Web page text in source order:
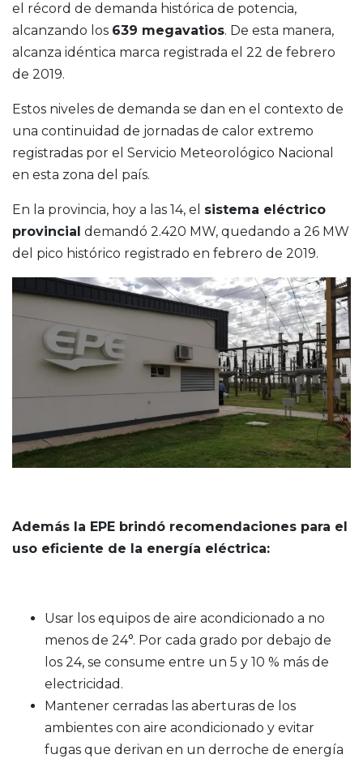
el récord de demanda histórica de potencia,
alcanzando los 639 megavatios. De esta manera,
alcanza idéntica marca registrada el 22 de febrero
de 2019.
Estos niveles de demanda se dan en el contexto de
una continuidad de jornadas de calor extremo
registradas por el Servicio Meteorológico Nacional
en esta zona del país.
En la provincia, hoy a las 14, el sistema eléctrico
provincial demandó 2.420 MW, quedando a 26 MW
del pico histórico registrado en febrero de 2019.
Además la EPE brindó recomendaciones para el
uso eficiente de la energía eléctrica:
Usar los equipos de aire acondicionado a no
menos de 24°. Por cada grado por debajo de
los 24, se consume entre un 5 y 10 % más de
electricidad.
Mantener cerradas las aberturas de los
ambientes con aire acondicionado y evitar
fugas que derivan en un derroche de energía